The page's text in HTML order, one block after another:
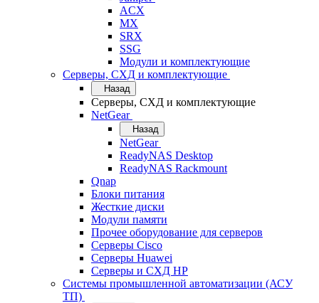
ACX
MX
SRX
SSG
Модули и комплектующие
Серверы, СХД и комплектующие
Назад
Серверы, СХД и комплектующие
NetGear
Назад
NetGear
ReadyNAS Desktop
ReadyNAS Rackmount
Qnap
Блоки питания
Жесткие диски
Модули памяти
Прочее оборудование для серверов
Серверы Cisco
Серверы Huawei
Серверы и СХД HP
Системы промышленной автоматизации (АСУ
ТП)